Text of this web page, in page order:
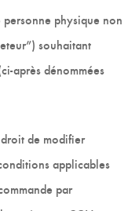
physique non
souhaitant
après dénommées
de modifier
applicables
par